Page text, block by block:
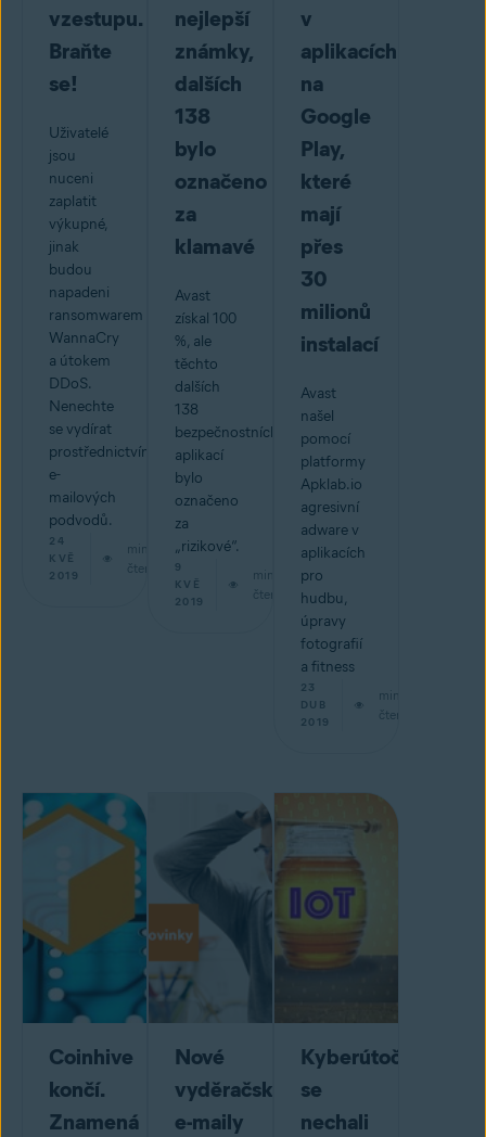
vzestupu.
Braňte
se!
Uživatelé
jsou
nuceni
zaplatit
výkupné,
jinak
budou
napadeni
ransomwarem
WannaCry
a útokem
DDoS.
Nenechte
se vydírat
prostřednictvím
e-
mailových
podvodů.
24
KVĚ
2019
min
čtení
nejlepší
známky,
dalších
138
bylo
označeno
za
klamavé
Avast
získal 100
%, ale
těchto
dalších
138
bezpečnostních
aplikací
bylo
označeno
za
„rizikové“.
9
KVĚ
2019
min
čtení
v
aplikacích
na
Google
Play,
které
mají
přes
30
milionů
instalací
Avast
našel
pomocí
platformy
Apklab.io
agresivní
adware v
aplikacích
pro
hudbu,
úpravy
fotografií
a fitness
23
DUB
2019
min
čtení
Coinhive
končí.
Znamená
Nové
vyděračské
e-maily
Kyberútočníci
se
nechali